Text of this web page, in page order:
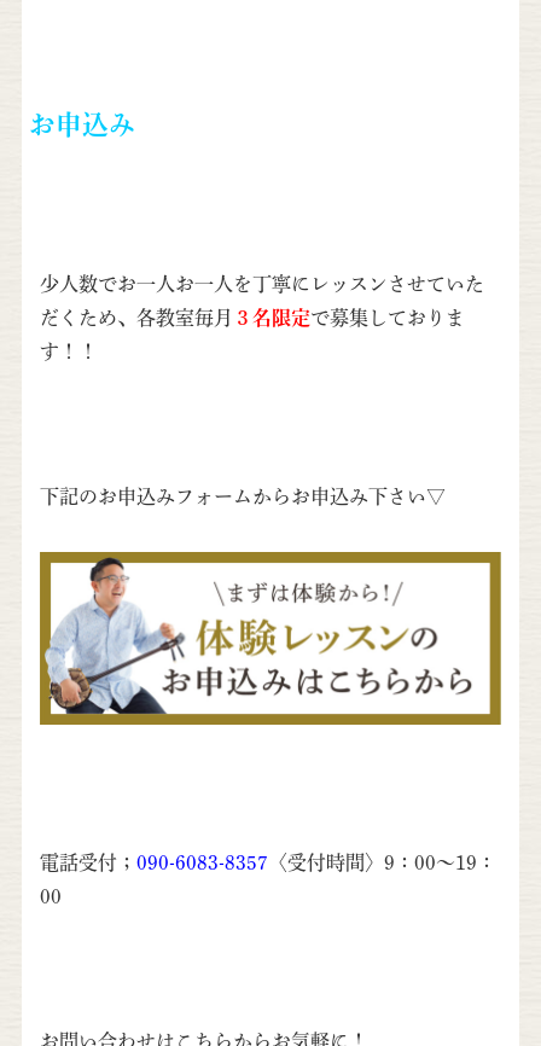
お申込み
少人数でお一人お一人を丁寧にレッスンさせていた
だくため、各教室毎月 ３名限定で募集しておりま
す！！
下記のお申込みフォームからお申込み下さい▽
電話受付； 090-6083-8357 〈受付時間〉9：00～19：
00
お問い合わせはこちらからお気軽に！